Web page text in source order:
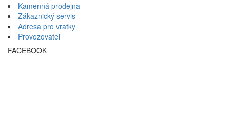
Kamenná prodejna
Zákaznický servis
Adresa pro vratky
Provozovatel
FACEBOOK